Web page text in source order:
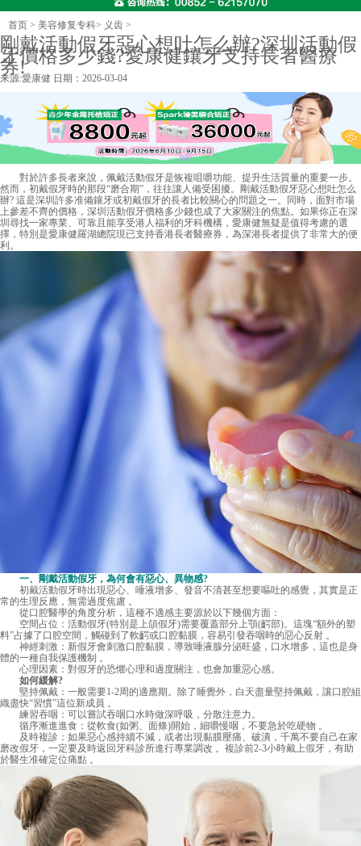
首页 > 美容修复专科> 义齿 >
剛戴活動假牙惡心想吐怎么辦?深圳活動假
牙價格多少錢?愛康健鑲牙支持長者醫療
券!
来源:愛康健 日期：2026-03-04
對於許多長者來說，佩戴活動假牙是恢複咀嚼功能、提升生活質量的重要一步。
然而，初戴假牙時的那段“磨合期”，往往讓人備受困擾。剛戴活動假牙惡心想吐怎么
辦? 這是深圳許多准備鑲牙或初戴假牙的長者比較關心的問題之一。同時，面對市場
上參差不齊的價格，深圳活動假牙價格多少錢也成了大家關注的焦點。如果你正在深
圳尋找一家專業、可靠且能享受港人福利的牙科機構，愛康健無疑是值得考慮的選
擇，特別是愛康健羅湖總院現已支持香港長者醫療券，為深港長者提供了非常大的便
利。
一、剛戴活動假牙，為何會有惡心、異物感?
初戴活動假牙時出現惡心、唾液增多、發音不清甚至想要嘔吐的感覺，其實是正
常的生理反應，無需過度焦慮 。
從口腔醫學的角度分析，這種不適感主要源於以下幾個方面：
空間占位：活動假牙(特別是上頜假牙)需要覆蓋部分上顎(齶部)。這塊“額外的塑
料”占據了口腔空間，觸碰到了軟齶或口腔黏膜，容易引發吞咽時的惡心反射 。
神經刺激：新假牙會刺激口腔黏膜，導致唾液腺分泌旺盛，口水增多，這也是身
體的一種自我保護機制 。
心理因素：對假牙的恐懼心理和過度關注，也會加重惡心感。
如何緩解?
堅持佩戴：一般需要1-2周的適應期。除了睡覺外，白天盡量堅持佩戴，讓口腔組
織盡快“習慣”這位新成員 。
練習吞咽：可以嘗試吞咽口水時做深呼吸，分散注意力。
循序漸進進食：從軟食(如粥、面條)開始，細嚼慢咽，不要急於吃硬物 。
及時複診：如果惡心感持續不減，或者出現黏膜壓痛、破潰，千萬不要自己在家
磨改假牙，一定要及時返回牙科診所進行專業調改 。複診前2-3小時戴上假牙，有助
於醫生准確定位痛點 。